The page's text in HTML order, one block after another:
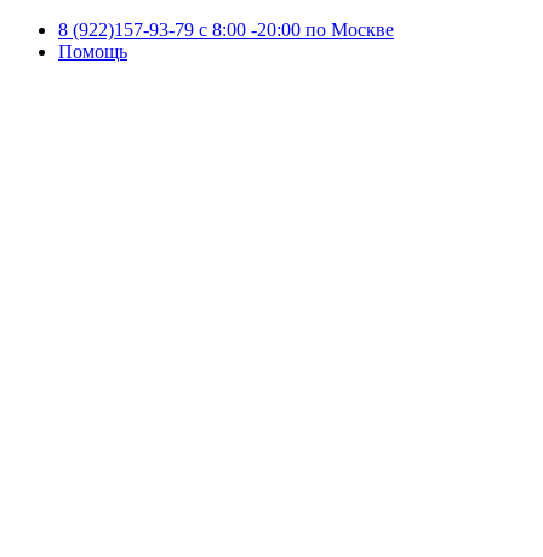
8 (922)157-93-79 c 8:00 -20:00 по Москве
Помощь